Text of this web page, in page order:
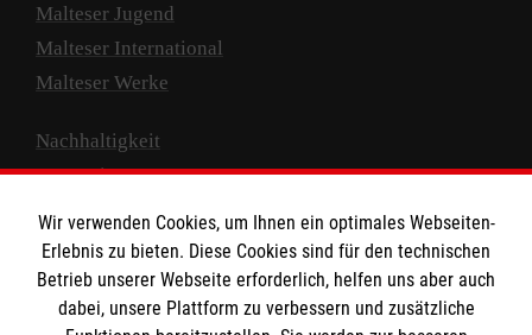
Malteser Jugend
Malteser International
Malteser Werke
Nachhaltigkeit
Prävention
Compliance
Transparenz
Spenden und Helfen
Wir verwenden Cookies, um Ihnen ein optimales Webseiten-
Erlebnis zu bieten. Diese Cookies sind für den technischen
Betrieb unserer Webseite erforderlich, helfen uns aber auch
dabei, unsere Plattform zu verbessern und zusätzliche